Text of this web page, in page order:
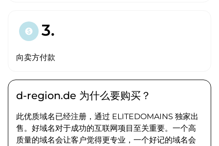
paid 3.
向卖方付款
d-region.de 为什么要购买？
此优质域名已经注册，通过 ELITEDOMAINS 独家出
售。好域名对于成功的互联网项目至关重要。一个高
质量的域名会让客户觉得更专业，一个好记的域名会